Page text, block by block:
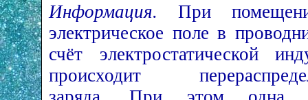
Информация. При
электрическое поле в
счёт электростатической
происходит